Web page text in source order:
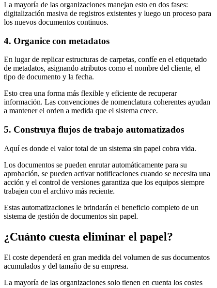
La mayoría de las organizaciones manejan esto en dos fases:
digitalización masiva de registros existentes y luego un proceso para
los nuevos documentos continuos.
4. Organice con metadatos
En lugar de replicar estructuras de carpetas, confíe en el etiquetado
de metadatos, asignando atributos como el nombre del cliente, el
tipo de documento y la fecha.
Esto crea una forma más flexible y eficiente de recuperar
información. Las convenciones de nomenclatura coherentes ayudan
a mantener el orden a medida que el sistema crece.
5. Construya flujos de trabajo automatizados
Aquí es donde el valor total de un sistema sin papel cobra vida.
Los documentos se pueden enrutar automáticamente para su
aprobación, se pueden activar notificaciones cuando se necesita una
acción y el control de versiones garantiza que los equipos siempre
trabajen con el archivo más reciente.
Estas automatizaciones le brindarán el beneficio completo de un
sistema de gestión de documentos sin papel.
¿Cuánto cuesta eliminar el papel?
El coste dependerá en gran medida del volumen de sus documentos
acumulados y del tamaño de su empresa.
La mayoría de las organizaciones solo tienen en cuenta los costes